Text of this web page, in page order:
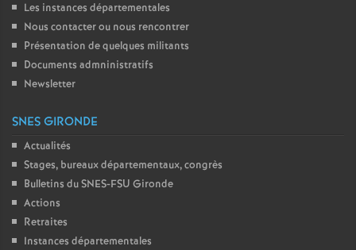
Les instances départementales
Nous contacter ou nous rencontrer
Présentation de quelques militants
Documents admninistratifs
Newsletter
SNES GIRONDE
Actualités
Stages, bureaux départementaux, congrès
Bulletins du SNES-FSU Gironde
Actions
Retraites
Instances départementales